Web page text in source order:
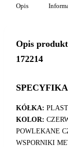
Opis
Opis
172214
KÓŁKA:
KOLOR:
POWLEKANE
WSPORNIKI